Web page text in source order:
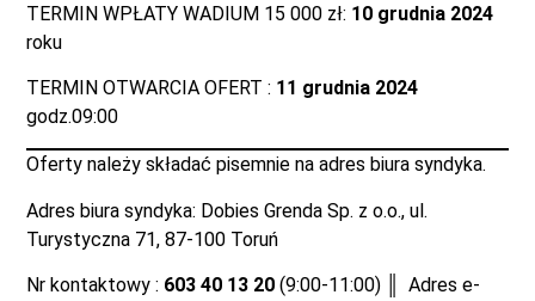
TERMIN WPŁATY WADIUM 15 000 zł: 10 grudnia 2024
roku
TERMIN OTWARCIA OFERT : 11 grudnia 2024
godz.09:00
Oferty należy składać pisemnie na adres biura syndyka.
Adres biura syndyka: Dobies Grenda Sp. z o.o., ul.
Turystyczna 71, 87-100 Toruń
Nr kontaktowy : 603 40 13 20 (9:00-11:00) ║ Adres e-